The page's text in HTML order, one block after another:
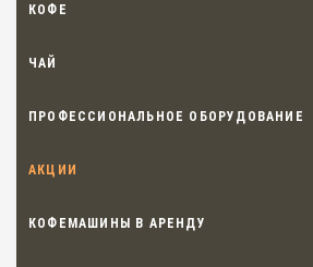
КОФЕ
ЧАЙ
ПРОФЕССИОНАЛЬНОЕ ОБОРУДОВАНИЕ
АКЦИИ
КОФЕМАШИНЫ В АРЕНДУ